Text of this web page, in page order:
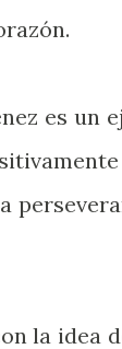
es un
la idea